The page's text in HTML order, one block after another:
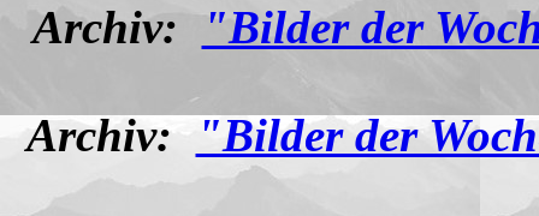
Archiv: "Bilder der
Archiv: "Bilder der